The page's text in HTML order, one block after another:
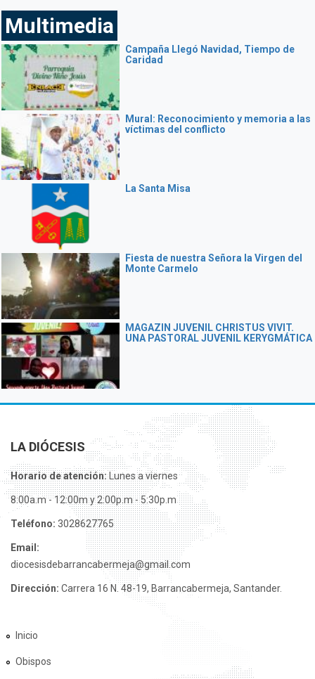
Multimedia
Campaña Llegó Navidad, Tiempo de
Caridad
Mural: Reconocimiento y memoria a las
víctimas del conflicto
La Santa Misa
Fiesta de nuestra Señora la Virgen del
Monte Carmelo
MAGAZIN JUVENIL CHRISTUS VIVIT.
UNA PASTORAL JUVENIL KERYGMÁTICA
LA DIÓCESIS
Horario de atención:Lunes a viernes
8:00a.m - 12:00m y 2:00p.m - 5:30p.m
Teléfono: 3028627765
Email:
diocesisdebarrancabermeja@gmail.com
Dirección: Carrera 16 N. 48-19, Barrancabermeja, Santander.
Inicio
Obispos